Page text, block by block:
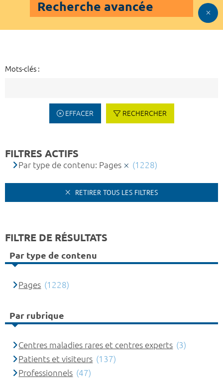
Recherche avancée
Mots-clés :
EFFACER RECHERCHER
FILTRES ACTIFS
Par type de contenu: Pages (1228)
RETIRER TOUS LES FILTRES
FILTRE DE RÉSULTATS
Par type de contenu
Pages (1228)
Par rubrique
Centres maladies rares et centres experts (3)
Patients et visiteurs (137)
Professionnels (47)